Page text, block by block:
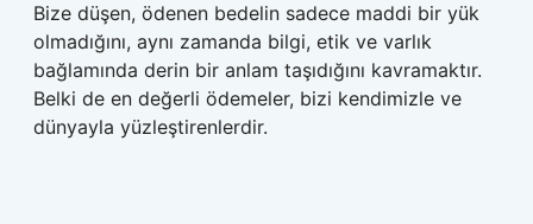
Bize düşen, ödenen bedelin sadece maddi bir yük
olmadığını, aynı zamanda bilgi, etik ve varlık
bağlamında derin bir anlam taşıdığını kavramaktır.
Belki de en değerli ödemeler, bizi kendimizle ve
dünyayla yüzleştirenlerdir.